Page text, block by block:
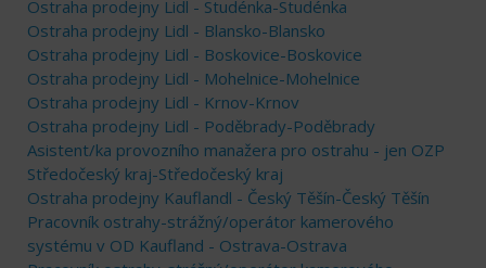
Ostraha prodejny Lidl - Studénka-Studénka
Ostraha prodejny Lidl - Blansko-Blansko
Ostraha prodejny Lidl - Boskovice-Boskovice
Ostraha prodejny Lidl - Mohelnice-Mohelnice
Ostraha prodejny Lidl - Krnov-Krnov
Ostraha prodejny Lidl - Poděbrady-Poděbrady
Asistent/ka provozního manažera pro ostrahu - jen OZP
Středočeský kraj-Středočeský kraj
Ostraha prodejny Kauflandl - Český Těšín-Český Těšín
Pracovník ostrahy-strážný/operátor kamerového
systému v OD Kaufland - Ostrava-Ostrava